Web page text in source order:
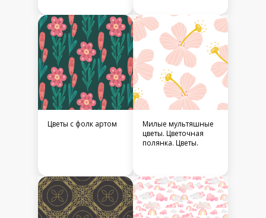
Цветы с фолк артом
Милые мультяшные
цветы. Цветочная
полянка. Цветы.